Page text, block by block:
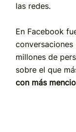
las redes.
En Facebook
millones de
sobre el que
con más